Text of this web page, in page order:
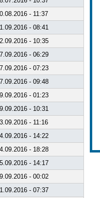
- 11:37
- 08:41
- 10:35
- 06:29
- 07:23
- 09:48
- 01:23
- 10:31
- 11:16
- 14:22
- 18:28
- 14:17
- 00:02
- 07:37